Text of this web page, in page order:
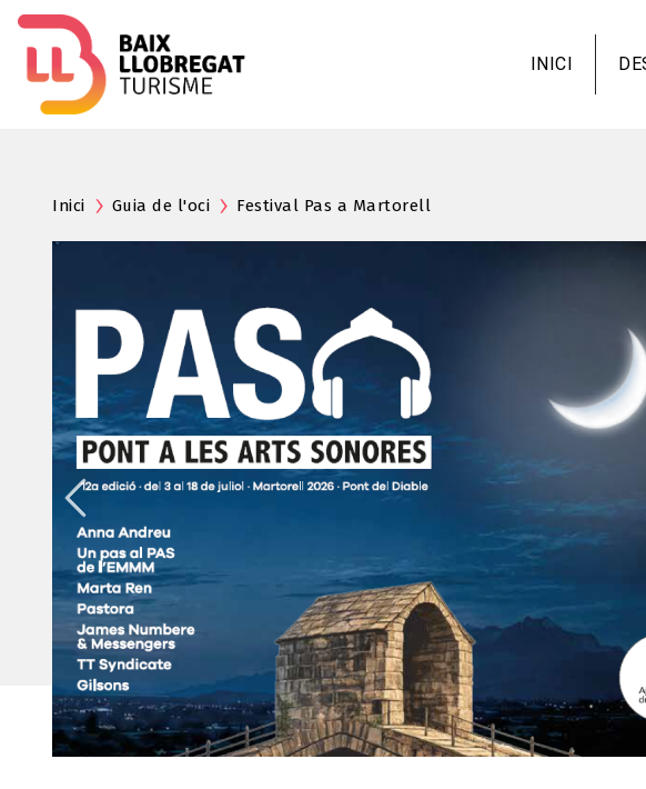
INICI
Inici Guia de l'oci Festival Pas a Martorell